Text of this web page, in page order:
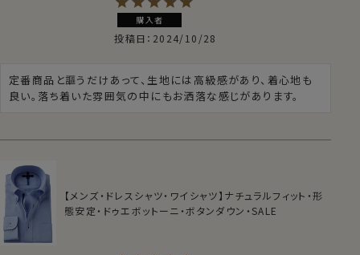
購入者
投稿日 2024/10/28
定番商品と謳うだけあって、生地には高級感があり、着心地も
良い。落ち着いた雰囲気の中にもお洒落な感じがあります。
【メンズ・ドレスシャツ・ワイシャツ】ナチュラルフィット・形
態安定・ドゥエボットーニ・ボタンダウン・SALE